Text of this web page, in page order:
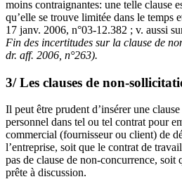
moins contraignantes: une telle clause
qu’elle se trouve limitée dans le temps
17 janv. 2006, n°03-12.382 ; v. aussi
Fin des incertitudes sur la clause de
dr. aff. 2006, n°263).
3/ Les clauses de non-
Il peut être prudent d’insérer une
personnel dans tel ou tel contrat pour
commercial (fournisseur ou client) de
l’entreprise, soit que le contrat de
pas de clause de non-concurrence,
prête à discussion.